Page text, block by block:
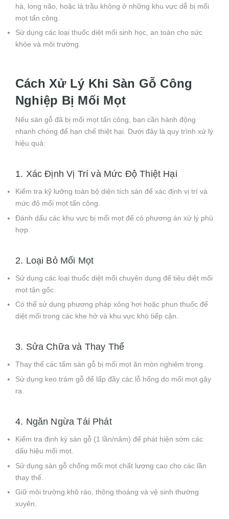
hà, long não, hoặc lá trầu không ở những khu vực dễ bị mối
mọt tấn công.
Sử dụng các loại thuốc diệt mối sinh học, an toàn cho sức
khỏe và môi trường.
Cách Xử Lý Khi Sàn Gỗ Công
Nghiệp Bị Mối Mọt
Nếu sàn gỗ đã bị mối mọt tấn công, bạn cần hành động
nhanh chóng để hạn chế thiệt hại. Dưới đây là quy trình xử lý
hiệu quả:
1. Xác Định Vị Trí và Mức Độ Thiệt Hại
Kiểm tra kỹ lưỡng toàn bộ diện tích sàn để xác định vị trí và
mức độ mối mọt tấn công.
Đánh dấu các khu vực bị mối mọt để có phương án xử lý phù
hợp.
2. Loại Bỏ Mối Mọt
Sử dụng các loại thuốc diệt mối chuyên dụng để tiêu diệt mối
mọt tận gốc.
Có thể sử dụng phương pháp xông hơi hoặc phun thuốc để
diệt mối trong các khe hở và khu vực khó tiếp cận.
3. Sửa Chữa và Thay Thế
Thay thế các tấm sàn gỗ bị mối mọt ăn mòn nghiêm trọng.
Sử dụng keo trám gỗ để lấp đầy các lỗ hổng do mối mọt gây
ra.
4. Ngăn Ngừa Tái Phát
Kiểm tra định kỳ sàn gỗ (1 lần/năm) để phát hiện sớm các
dấu hiệu mối mọt.
Sử dụng sàn gỗ chống mối mọt chất lượng cao cho các lần
thay thế.
Giữ môi trường khô ráo, thông thoáng và vệ sinh thường
xuyên.